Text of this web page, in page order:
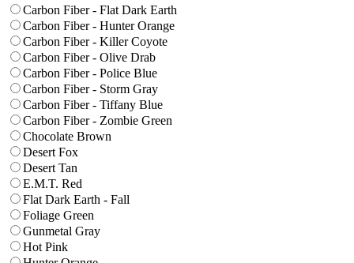
Carbon Fiber - Flat Dark Earth
Carbon Fiber - Hunter Orange
Carbon Fiber - Killer Coyote
Carbon Fiber - Olive Drab
Carbon Fiber - Police Blue
Carbon Fiber - Storm Gray
Carbon Fiber - Tiffany Blue
Carbon Fiber - Zombie Green
Chocolate Brown
Desert Fox
Desert Tan
E.M.T. Red
Flat Dark Earth - Fall
Foliage Green
Gunmetal Gray
Hot Pink